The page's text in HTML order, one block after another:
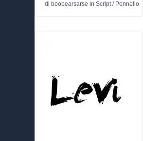
di boobearsarse in Script/ Pennello